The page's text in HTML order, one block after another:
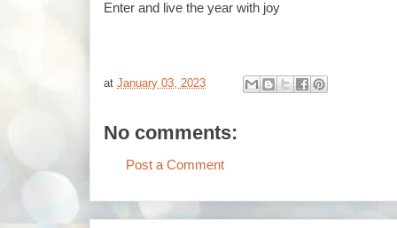
Enter and live the year with joy
at January 03, 2023
No comments:
Post a Comment